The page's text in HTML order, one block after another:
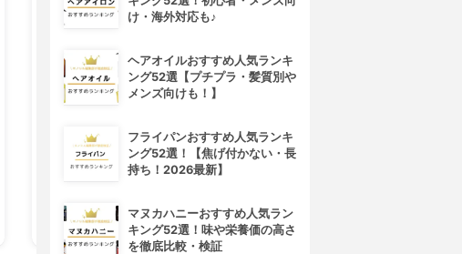
ORBIS(オルビス)
オルビスユー モイスチャー
3.86(11)
Hautschild(ハウトシールド)
美容EQクリーム
け・海外対応も♪
ヘアオイルおすすめ人気ランキ
ング52選【プチプラ・髪質別や
メンズ向けも！】
フライパンおすすめ人気ランキ
ング52選！【焦げ付かない・長
持ち！2026最新】
マヌカハニーおすすめ人気ラン
キング52選！味や栄養価の高さ
を徹底比較・検証